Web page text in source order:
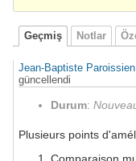
Geçmiş Notlar
Jean-Baptiste Paroissien
güncellendi
Durum:
Plusieurs points
Comparaison